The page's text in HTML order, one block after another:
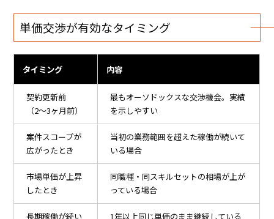
単価交渉が有効なタイミング
タイミング 内容
契約更新前
（2〜3ヶ月前）
最もオーソドックスな交渉機会。実績
を示しやすい
案件スコープが
広がったとき
当初の業務範囲を超えた稼働が続いて
いる場合
市場単価が上昇
したとき
同職種・同スキルセットの相場が上が
っている場合
長期稼働が続い 1年以上同じ単価のまま継続している